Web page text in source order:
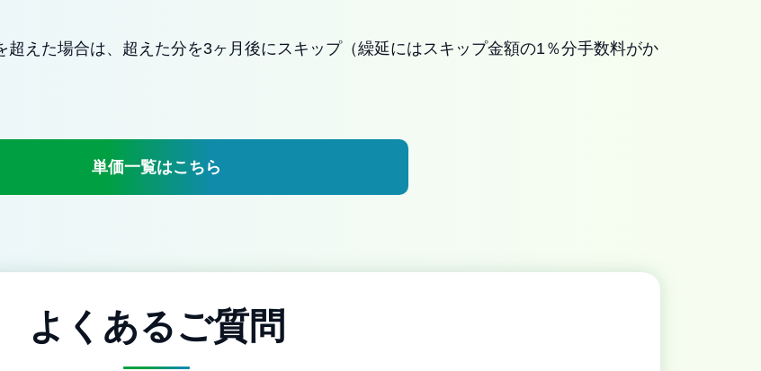
えた場合は、超えた分を3ヶ月後にスキップ（繰延にはスキップ金額の1％分手数料がか
単価一覧はこちら
よくあるご質問